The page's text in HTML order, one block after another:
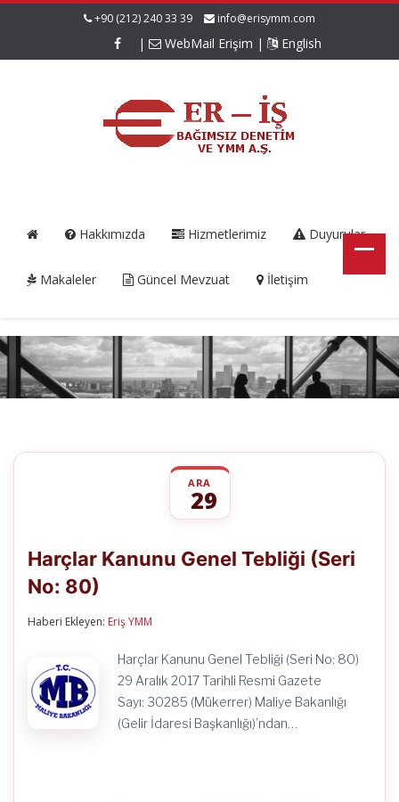
+90 (212) 240 33 39 info@erisymm.com
| WebMail Erişim | English
Hakkımızda Hizmetlerimiz Duyurular
Makaleler Güncel Mevzuat İletişim
ARA
29
Genel
Tebliği
Harçlar Kanunu Genel Tebliği (Seri
No: 80)
Haberi Ekleyen: Eriş YMM
Harçlar Kanunu Genel Tebliği (Seri No: 80)
29 Aralık 2017 Tarihli Resmi Gazete
Sayı: 30285 (Mükerrer) Maliye Bakanlığı
(Gelir İdaresi Başkanlığı)’ndan…